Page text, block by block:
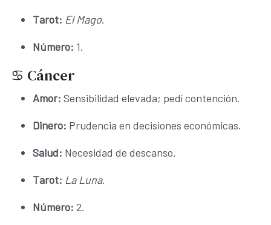
Tarot: El Mago.
Número: 1.
♋ Cáncer
Amor: Sensibilidad elevada; pedí contención.
Dinero: Prudencia en decisiones económicas.
Salud: Necesidad de descanso.
Tarot: La Luna.
Número: 2.